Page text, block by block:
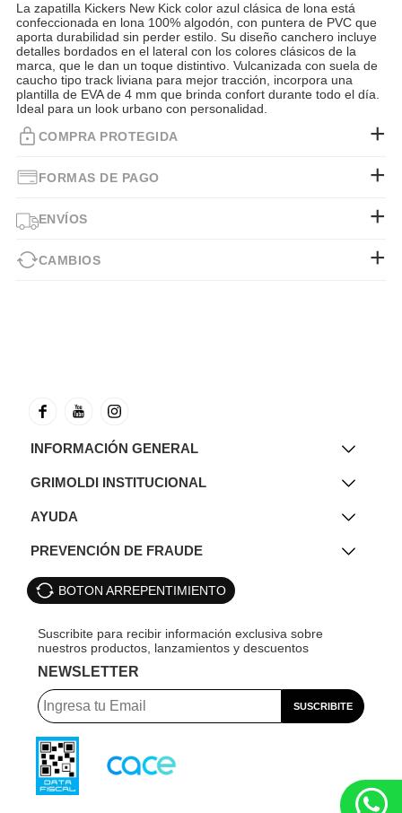
La zapatilla Kickers New Kick color azul clásica de lona está
confeccionada en lona 100% algodón, con puntera de PVC que
aporta durabilidad sin perder estilo. Su diseño canchero incluye
detalles bordados en el lateral con los colores clásicos de la
marca, que le dan un toque distintivo. Vulcanizada con suela de
caucho tipo track liviana para mejor tracción, incorpora una
plantilla de EVA de 4 mm que brinda confort durante todo el día.
Ideal para un look urbano con personalidad.
COMPRA PROTEGIDA
FORMAS DE PAGO
ENVÍOS
CAMBIOS
INFORMACIÓN GENERAL
GRIMOLDI INSTITUCIONAL
AYUDA
PREVENCIÓN DE FRAUDE
BOTON ARREPENTIMIENTO
NEWSLETTER